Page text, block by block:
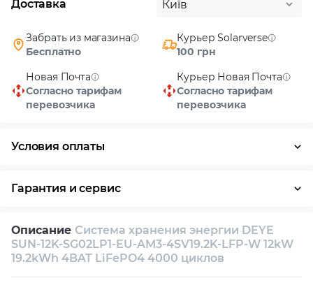
Доставка Київ
Забрать из магазина
Бесплатно
Курьер Solarverse
100 грн
Новая Почта
Согласно тарифам
перевозчика
Курьер Новая Почта
Согласно тарифам
перевозчика
Условия оплаты
Гарантия и сервис
Собственный сервисный центр
Техническая поддержка Консультация
Описание Система хранения энергии DEYE
SUN-12K-SG02LP1-EU-AM3-4SV19.2K-LFP-W 12kW
19.2kWh 4BAT LiFePO4 4000 циклов